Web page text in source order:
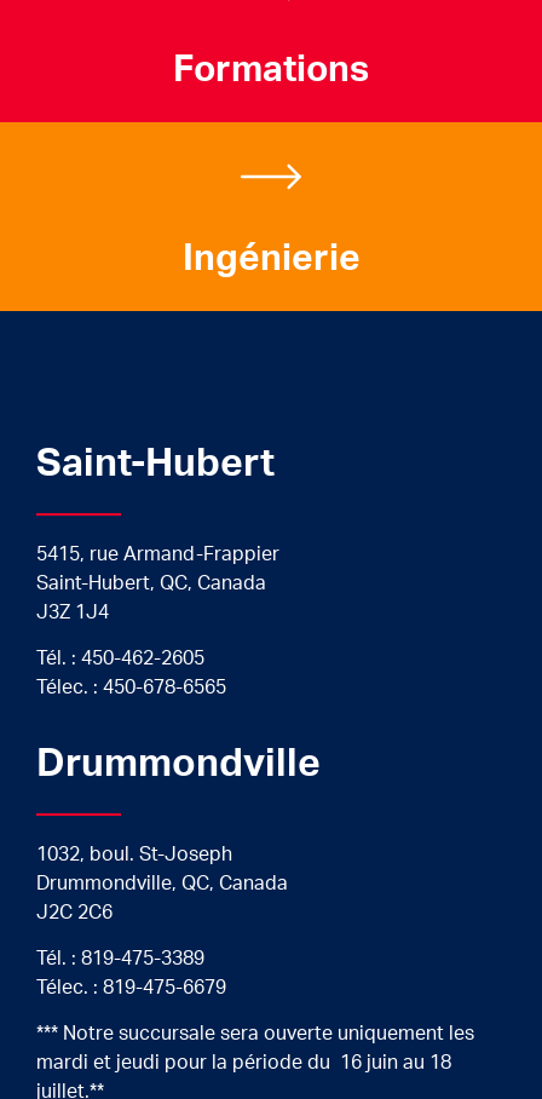
Formations
Ingénierie
Saint-Hubert
5415, rue Armand-Frappier
Saint-Hubert, QC, Canada
J3Z 1J4
Tél. : 450-462-2605
Télec. : 450-678-6565
Drummondville
1032, boul. St-Joseph
Drummondville, QC, Canada
J2C 2C6
Tél. : 819-475-3389
Télec. : 819-475-6679
*** Notre succursale sera ouverte uniquement les
mardi et jeudi pour la période du 16 juin au 18
juillet.**